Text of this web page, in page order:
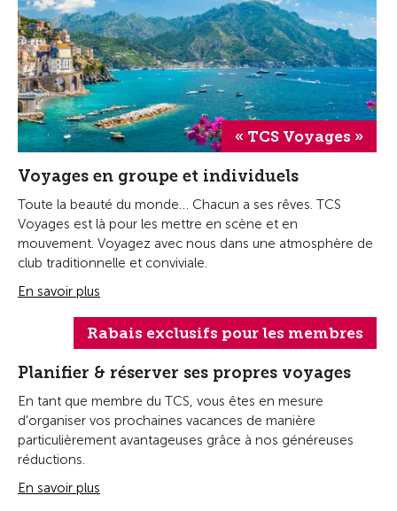
« TCS Voyages »
Voyages en groupe et individuels
Toute la beauté du monde… Chacun a ses rêves. TCS
Voyages est là pour les mettre en scène et en
mouvement. Voyagez avec nous dans une atmosphère de
club traditionnelle et conviviale.
En savoir plus
Rabais exclusifs pour les membres
Planifier & réserver ses propres voyages
En tant que membre du TCS, vous êtes en mesure
d'organiser vos prochaines vacances de manière
particulièrement avantageuses grâce à nos généreuses
réductions.
En savoir plus